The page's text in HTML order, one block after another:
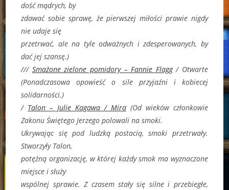
dość mądrych, by
zdawać sobie sprawę, że pierwszej miłości prawie nigdy
nie udaje się
przetrwać, ale na tyle odważnych i zdesperowanych, by
dać jej szansę.)
/// Smażone zielone pomidory – Fannie Flagg/ Otwarte
(Ponadczasowa opowieść o sile przyjaźni i kobiecej
solidarności.)
/ Talon – Julie Kagawa / Mira(Od wieków członkowie
Zakonu Świętego Jerzego polowali na smoki.
Ukrywając się pod ludzką postacią, smoki przetrwały.
Stworzyły Talon,
potężną organizację, w której każdy smok ma wyznaczone
miejsce i służy
wspólnej sprawie. Z czasem stały się silne i przebiegłe,